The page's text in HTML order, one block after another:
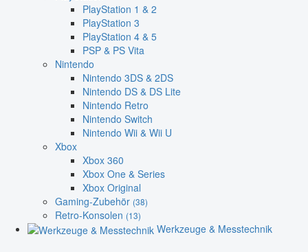
PlayStation 1 & 2
PlayStation 3
PlayStation 4 & 5
PSP & PS Vita
Nintendo
Nintendo 3DS & 2DS
Nintendo DS & DS Lite
Nintendo Retro
Nintendo Switch
Nintendo Wii & Wii U
Xbox
Xbox 360
Xbox One & Series
Xbox Original
Gaming-Zubehör (38)
Retro-Konsolen (13)
Werkzeuge & Messtechnik